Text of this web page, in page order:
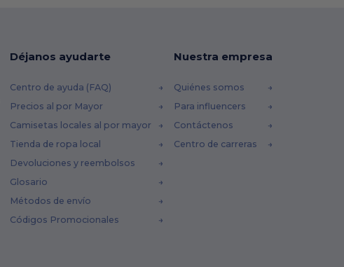
Déjanos ayudarte
Centro de ayuda (FAQ)
Precios al por Mayor
Camisetas locales al por mayor
Tienda de ropa local
Devoluciones y reembolsos
Glosario
Métodos de envío
Códigos Promocionales
Nuestra empresa
Quiénes somos
Para influencers
Contáctenos
Centro de carreras